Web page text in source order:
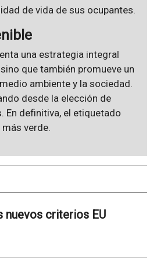
de vida de sus ocupantes.
una estrategia integral
que también promueve un
ambiente y la sociedad.
desde la elección de
En definitiva, el etiquetado
verde.
nuevos criterios EU